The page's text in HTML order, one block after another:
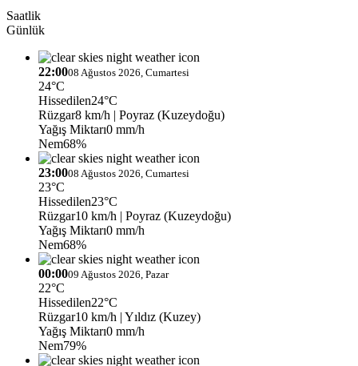
Saatlik
Günlük
22:0008 Ağustos 2026, Cumartesi
24°C
Hissedilen24°C
Rüzgar8 km/h | Poyraz (Kuzeydoğu)
Yağış Miktarı0 mm/h
Nem68%
23:0008 Ağustos 2026, Cumartesi
23°C
Hissedilen23°C
Rüzgar10 km/h | Poyraz (Kuzeydoğu)
Yağış Miktarı0 mm/h
Nem68%
00:0009 Ağustos 2026, Pazar
22°C
Hissedilen22°C
Rüzgar10 km/h | Yıldız (Kuzey)
Yağış Miktarı0 mm/h
Nem79%